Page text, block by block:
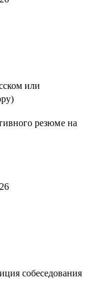
или
резюме на
собеседования